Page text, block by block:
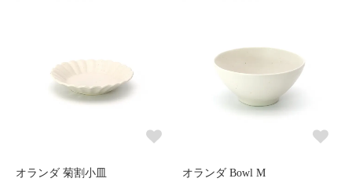
オランダ 菊割小皿 オランダ Bowl M